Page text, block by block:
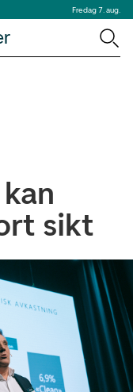
Fredag 7. aug.
sikt